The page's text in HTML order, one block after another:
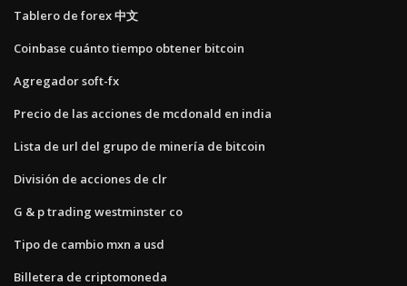
Tablero de forex 中文
Coinbase cuánto tiempo obtener bitcoin
Agregador soft-fx
Precio de las acciones de mcdonald en india
Lista de url del grupo de minería de bitcoin
División de acciones de clr
G & p trading westminster co
Tipo de cambio mxn a usd
Billetera de criptomoneda